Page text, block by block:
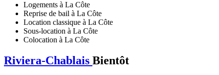
Logements à La Côte
Reprise de bail à La Côte
Location classique à La Côte
Sous-location à La Côte
Colocation à La Côte
Riviera-Chablais Bientôt